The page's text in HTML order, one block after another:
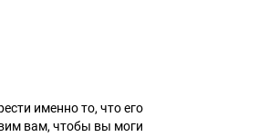
именно то, что его
вам, чтобы вы моги